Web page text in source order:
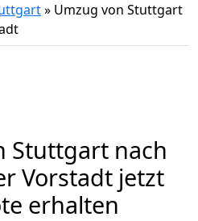
» Umzug von Stuttgart
Stuttgart nach
Vorstadt jetzt
erhalten